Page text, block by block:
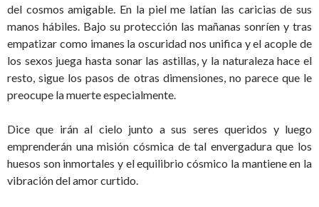
del cosmos amigable. En la piel me latían las caricias de sus
manos hábiles. Bajo su protección las mañanas sonríen y tras
empatizar como imanes la oscuridad nos unifica y el acople de
los sexos juega hasta sonar las astillas, y la naturaleza hace el
resto, sigue los pasos de otras dimensiones, no parece que le
preocupe la muerte especialmente.
Dice que irán al cielo junto a sus seres queridos y luego
emprenderán una misión cósmica de tal envergadura que los
huesos son inmortales y el equilibrio cósmico la mantiene en la
vibración del amor curtido.